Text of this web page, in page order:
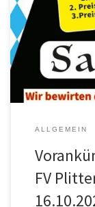
unser
typisch
musikalische
DJ von der Alm
ALLGEMEIN
FV